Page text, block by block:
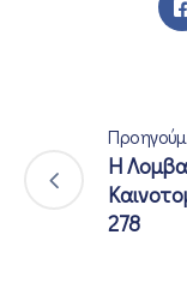
Η
278